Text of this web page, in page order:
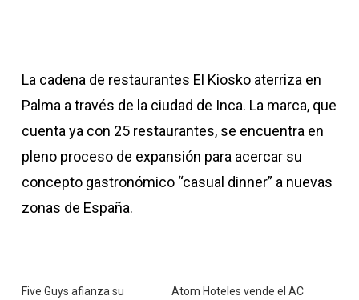
La cadena de restaurantes El Kiosko aterriza en
Palma a través de la ciudad de Inca. La marca, que
cuenta ya con 25 restaurantes, se encuentra en
pleno proceso de expansión para acercar su
concepto gastronómico “casual dinner” a nuevas
zonas de España.
Five Guys afianza su
Atom Hoteles vende el AC